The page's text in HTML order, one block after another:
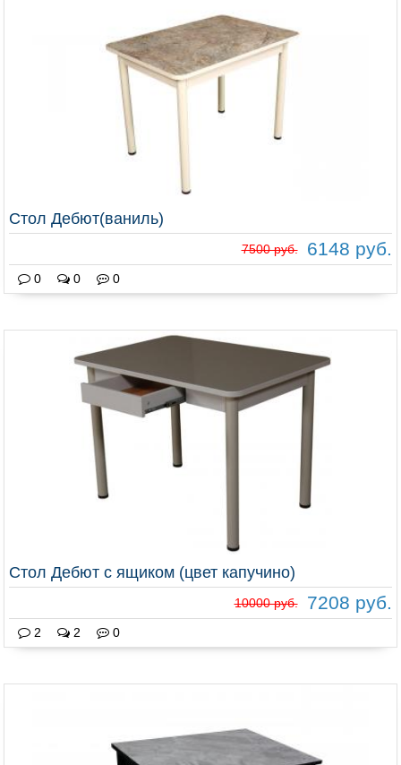
Стол Дебют(ваниль)
7500 руб. 6148 руб.
0 0 0
Стол Дебют с ящиком (цвет капучино)
10000 руб. 7208 руб.
2 2 0